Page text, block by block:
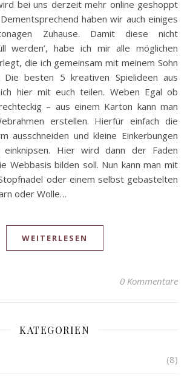
haben wir auch einiges
Zuhause. Damit diese nicht
werden’, habe ich mir alle möglichen
die ich gemeinsam mit meinem Sohn
Die besten 5 kreativen Spielideen aus
hier mit euch teilen. Weben Egal ob
– aus einem Karton kann man
erstellen. Hierfür einfach die
ausschneiden und kleine Einkerbungen
Hier wird dann der Faden
Webbasis bilden soll. Nun kann man mit
oder einem selbst gebastelten
oder Wolle…
WEITERLESEN
0 Kommentare
KATEGORIEN
(8)